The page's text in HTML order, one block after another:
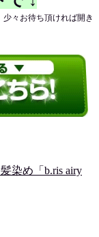
少々お待ち頂ければ開き
染め「b.ris airy